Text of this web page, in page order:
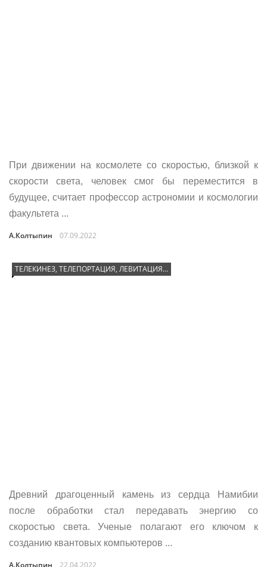
При движении на космолете со скоростью, близкой к
скорости света, человек смог бы переместится в
будущее, считает профессор астрономии и космологии
факультета ...
А.Колтыпин 07.09.2022
ТЕЛЕКИНЕЗ, ТЕЛЕПОРТАЦИЯ, ЛЕВИТАЦИЯ…
Древний драгоценный камень из сердца Намибии
после обработки стал передавать энергию со
скоростью света. Ученые полагают его ключом к
созданию квантовых компьютеров ...
А.Колтыпин 22.04.2022